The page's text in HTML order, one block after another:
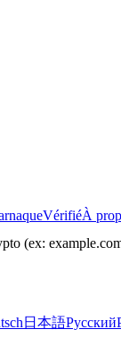
VérifiéÀ
(ex:
日本語Русский